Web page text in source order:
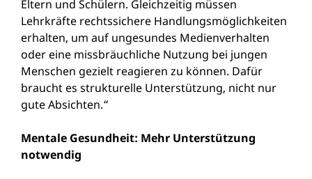
Eltern und Schülern. Gleichzeitig müssen
Lehrkräfte rechtssichere Handlungsmöglichkeiten
erhalten, um auf ungesundes Medienverhalten
oder eine missbräuchliche Nutzung bei jungen
Menschen gezielt reagieren zu können. Dafür
braucht es strukturelle Unterstützung, nicht nur
gute Absichten.“
Mentale Gesundheit: Mehr Unterstützung
notwendig